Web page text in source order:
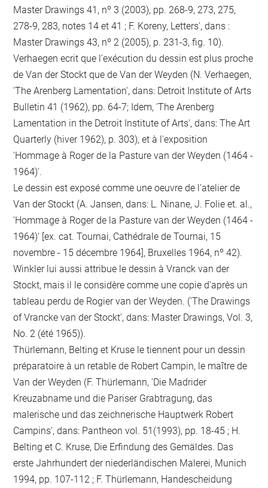
Master Drawings 41, nº 3 (2003), pp. 268-9, 273, 275,
278-9, 283, notes 14 et 41 ; F. Koreny, Letters', dans :
Master Drawings 43, nº 2 (2005), p. 231-3, fig. 10).
Verhaegen ecrit que l'exécution du dessin est plus proche
de Van der Stockt que de Van der Weyden (N. Verhaegen,
'The Arenberg Lamentation', dans: Detroit Institute of Arts
Bulletin 41 (1962), pp. 64-7; Idem, 'The Arenberg
Lamentation in the Detroit Institute of Arts', dans: The Art
Quarterly (hiver 1962), p. 303), et à l'exposition
'Hommage à Roger de la Pasture van der Weyden (1464 -
1964)'.
Le dessin est exposé comme une oeuvre de l'atelier de
Van der Stockt (A. Jansen, dans: L. Ninane, J. Folie et. al.,
'Hommage à Roger de la Pasture van der Weyden (1464 -
1964)' [ex. cat. Tournai, Cathédrale de Tournai, 15
novembre - 15 décembre 1964], Bruxelles 1964, nº 42).
Winkler lui aussi attribue le dessin à Vranck van der
Stockt, mais il le considère comme une copie d'après un
tableau perdu de Rogier van der Weyden. ('The Drawings
of Vrancke van der Stockt', dans: Master Drawings, Vol. 3,
No. 2 (été 1965)).
Thürlemann, Belting et Kruse le tiennent pour un dessin
préparatoire à un retable de Robert Campin, le maître de
Van der Weyden (F. Thürlemann, 'Die Madrider
Kreuzabname und die Pariser Grabtragung, das
malerische und das zeichnerische Hauptwerk Robert
Campins', dans: Pantheon vol. 51(1993), pp. 18-45 ; H.
Belting et C. Kruse, Die Erfindung des Gemäldes. Das
erste Jahrhundert der niederländischen Malerei, Munich
1994, pp. 107-112 ; F. Thürlemann, Handescheidung